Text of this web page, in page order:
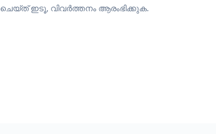
ചെയ്ത് ഇടൂ, വിവർത്തനം ആരംഭിക്കുക.